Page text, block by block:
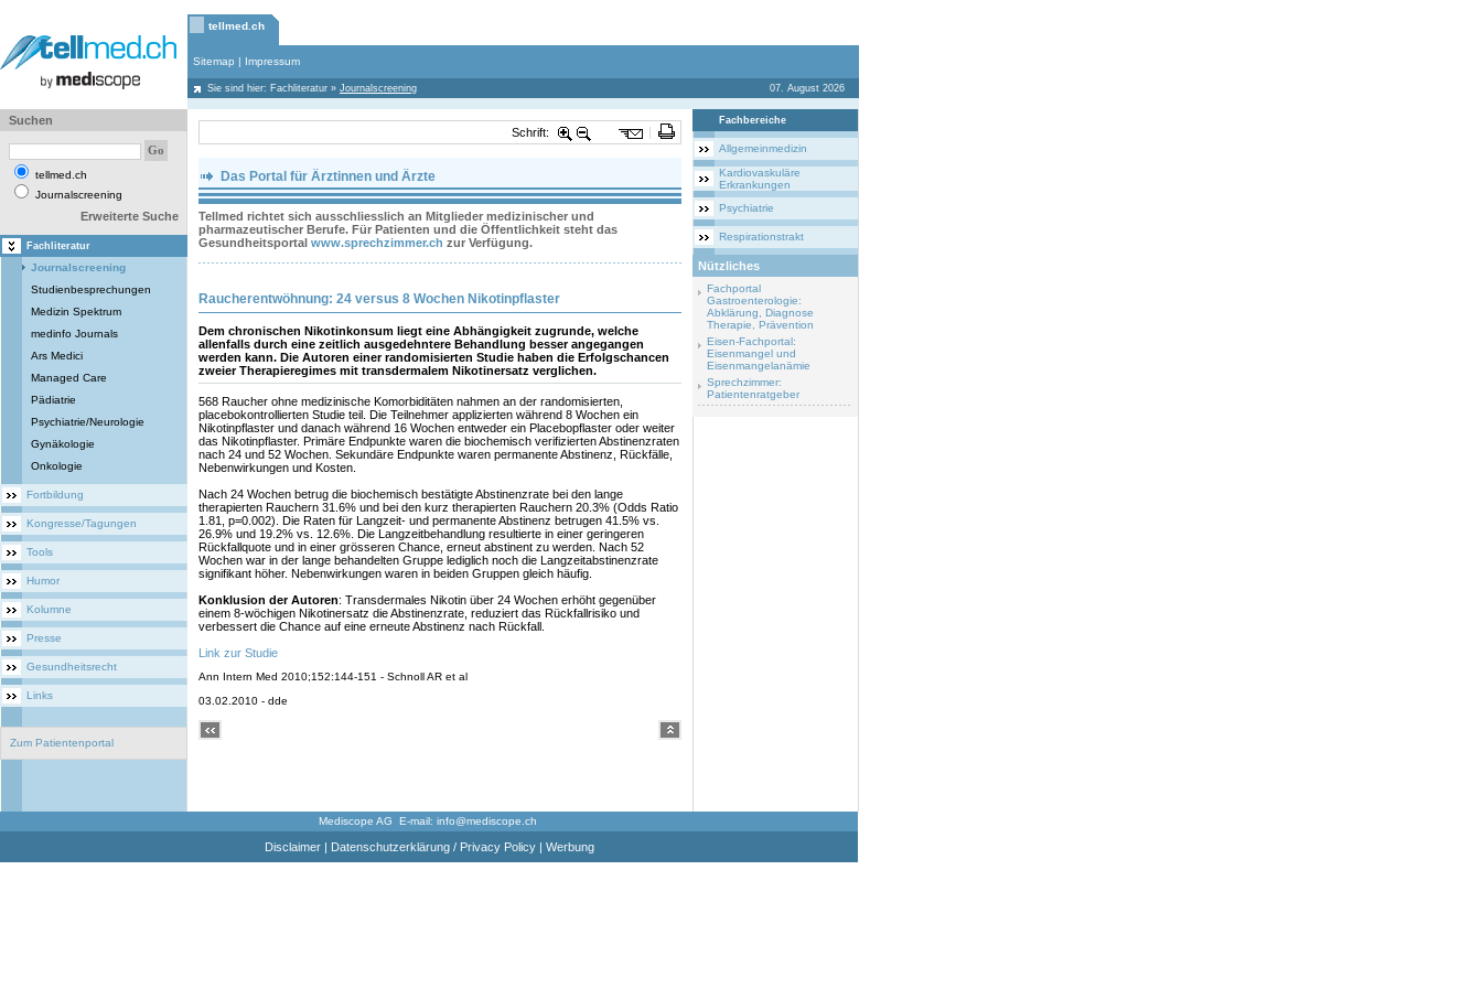
tellmed.ch
Sitemap | Impressum
Sie sind hier: Fachliteratur » Journalscreening 07. August 2026
Suchen
tellmed.ch
Journalscreening
Erweiterte Suche
Fachliteratur
Journalscreening
Studienbesprechungen
Medizin Spektrum
medinfo Journals
Ars Medici
Managed Care
Pädiatrie
Psychiatrie/Neurologie
Gynäkologie
Onkologie
Fortbildung
Kongresse/Tagungen
Tools
Humor
Kolumne
Presse
Gesundheitsrecht
Links
Zum Patientenportal
Schrift:
Das Portal für Ärztinnen und Ärzte
Tellmed richtet sich ausschliesslich an Mitglieder medizinischer und
pharmazeutischer Berufe. Für Patienten und die Öffentlichkeit steht das
Gesundheitsportal www.sprechzimmer.ch zur Verfügung.
Raucherentwöhnung: 24 versus 8 Wochen Nikotinpflaster
Dem chronischen Nikotinkonsum liegt eine Abhängigkeit zugrunde, welche
allenfalls durch eine zeitlich ausgedehntere Behandlung besser angegangen
werden kann. Die Autoren einer randomisierten Studie haben die Erfolgschancen
zweier Therapieregimes mit transdermalem Nikotinersatz verglichen.
568 Raucher ohne medizinische Komorbiditäten nahmen an der randomisierten,
placebokontrollierten Studie teil. Die Teilnehmer applizierten während 8 Wochen ein
Nikotinpflaster und danach während 16 Wochen entweder ein Placebopflaster oder weiter
das Nikotinpflaster. Primäre Endpunkte waren die biochemisch verifizierten Abstinenzraten
nach 24 und 52 Wochen. Sekundäre Endpunkte waren permanente Abstinenz, Rückfälle,
Nebenwirkungen und Kosten.
Nach 24 Wochen betrug die biochemisch bestätigte Abstinenzrate bei den lange
therapierten Rauchern 31.6% und bei den kurz therapierten Rauchern 20.3% (Odds Ratio
1.81, p=0.002). Die Raten für Langzeit- und permanente Abstinenz betrugen 41.5% vs.
26.9% und 19.2% vs. 12.6%. Die Langzeitbehandlung resultierte in einer geringeren
Rückfallquote und in einer grösseren Chance, erneut abstinent zu werden. Nach 52
Wochen war in der lange behandelten Gruppe lediglich noch die Langzeitabstinenzrate
signifikant höher. Nebenwirkungen waren in beiden Gruppen gleich häufig.
Konklusion der Autoren: Transdermales Nikotin über 24 Wochen erhöht gegenüber
einem 8-wöchigen Nikotinersatz die Abstinenzrate, reduziert das Rückfallrisiko und
verbessert die Chance auf eine erneute Abstinenz nach Rückfall.
Link zur Studie
Ann Intern Med 2010;152:144-151 - Schnoll AR et al
03.02.2010 - dde
Fachbereiche
Allgemeinmedizin
Kardiovaskuläre
Erkrankungen
Psychiatrie
Respirationstrakt
Nützliches
Fachportal
Gastroenterologie:
Abklärung, Diagnose
Therapie, Prävention
Eisen-Fachportal:
Eisenmangel und
Eisenmangelanämie
Sprechzimmer:
Patientenratgeber
Mediscope AG E-mail: info@mediscope.ch
Disclaimer| Datenschutzerklärung / Privacy Policy| Werbung